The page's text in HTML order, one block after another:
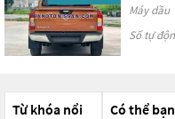
Máy dầu
Số tự
Từ khóa nổi
Có thể bạn